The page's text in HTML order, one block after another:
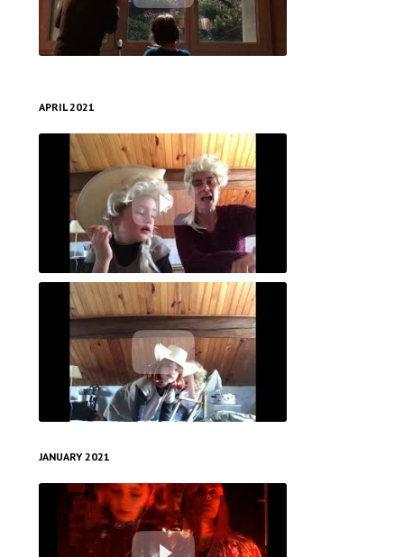
APRIL 2021
JANUARY 2021